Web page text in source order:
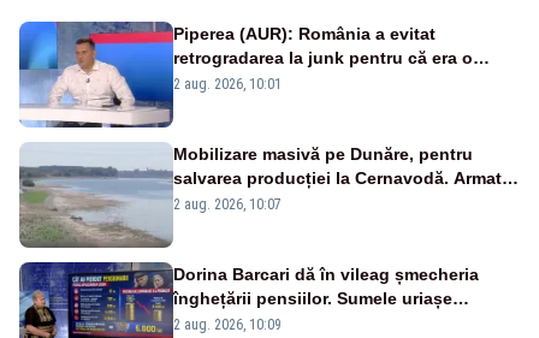
Piperea (AUR): România a evitat
retrogradarea la junk pentru că era o
catastrofă pentru bănci și fondurile de
2 aug. 2026, 10:01
Mobilizare masivă pe Dunăre, pentru
salvarea producției la Cernavodă. Armata
va detona o stâncă și va devia apa
2 aug. 2026, 10:07
Dorina Barcari dă în vileag șmecheria
înghețării pensiilor. Sumele uriașe
pierdute de fiecare român
2 aug. 2026, 10:09